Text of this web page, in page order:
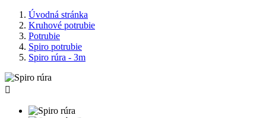
Úvodná stránka
Kruhové potrubie
Potrubie
Spiro potrubie
Spiro rúra - 3m
